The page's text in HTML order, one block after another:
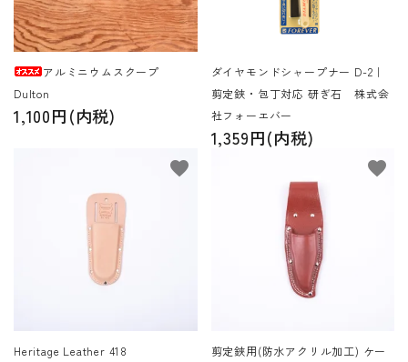
アルミニウムスクープ
Dulton
1,100円(内税)
ダイヤモンドシャープナー D-2｜
剪定鋏・包丁対応 研ぎ石 株式会
社フォーエバー
1,359円(内税)
Heritage Leather 418
favorite
剪定鋏用(防水アクリル加工) ケー
favorite